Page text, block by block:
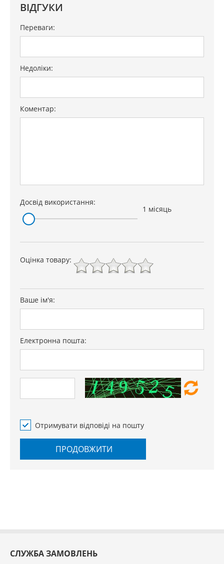
ВІДГУКИ
Переваги:
Недоліки:
Коментар:
Досвід використання:
1 місяць
Оцінка товару:
Ваше ім'я:
Електронна пошта:
Отримувати відповіді на пошту
ПРОДОВЖИТИ
СЛУЖБА ЗАМОВЛЕНЬ